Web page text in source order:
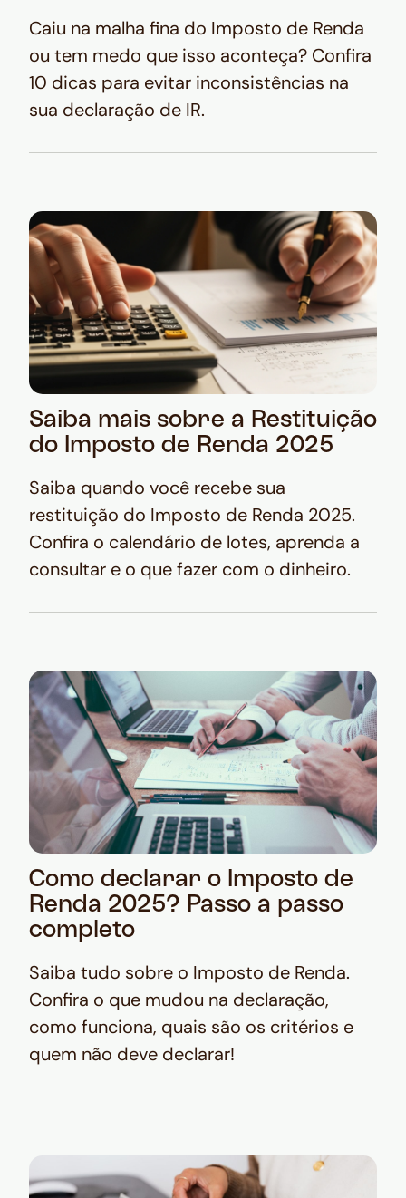
Caiu na malha fina do Imposto de Renda
ou tem medo que isso aconteça? Confira
10 dicas para evitar inconsistências na
sua declaração de IR.
Saiba mais sobre a Restituição
do Imposto de Renda 2025
Saiba quando você recebe sua
restituição do Imposto de Renda 2025.
Confira o calendário de lotes, aprenda a
consultar e o que fazer com o dinheiro.
Como declarar o Imposto de
Renda 2025? Passo a passo
completo
Saiba tudo sobre o Imposto de Renda.
Confira o que mudou na declaração,
como funciona, quais são os critérios e
quem não deve declarar!